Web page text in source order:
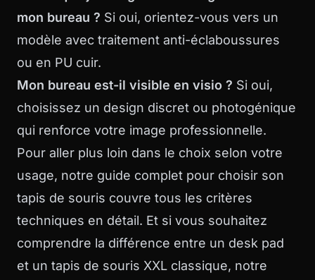
mon bureau ? Si oui, orientez-vous vers un
modèle avec traitement anti-éclaboussures
ou en PU cuir.
Mon bureau est-il visible en visio ? Si oui,
choisissez un design discret ou photogénique
qui renforce votre image professionnelle.
Pour aller plus loin dans le choix selon votre
usage, notre guide complet pour choisir son
tapis de souris couvre tous les critères
techniques en détail. Et si vous souhaitez
comprendre la différence entre un desk pad
et un tapis de souris XXL classique, notre